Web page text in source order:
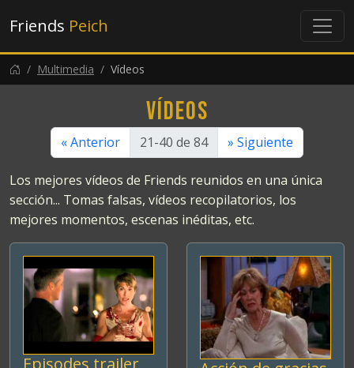
Friends Peich
Multimedia Vídeos
Vídeos
«Anterior 21-40 de 84 » Siguiente
Los mejores vídeos de Friends reunidos en una única
sección... Tomas falsas, vídeos recopilatorios, los
mejores momentos, escenas inéditas, etc.
Episodes trailer